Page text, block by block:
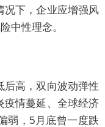
下，企业应增强风
中性理念。
高，双向波动弹性
疫情蔓延、全球经济
弱，5月底曾一度跌